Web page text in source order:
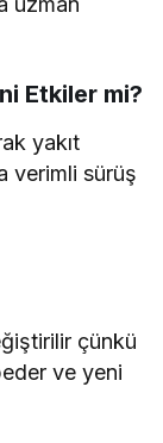
Etkiler mi?
yakıt
verimli sürüş
çünkü
ve yeni